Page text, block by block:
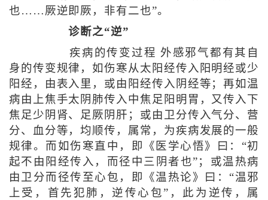
也……厥逆即厥，非有二也”。
诊断之“逆”
疾病的传变过程 外感邪气都有其自
身的传变规律，如伤寒从太阳经传入阳明经或少
阳经，由表入里，或由阳经传入阴经等；再如温
病由上焦手太阴肺传入中焦足阳明胃，又传入下
焦足少阴肾、足厥阴肝；或由卫分传入气分、营
分、血分等，均顺传，属常，为疾病发展的一般
规律。而如伤寒直中，即《医学心悟》曰：“初
起不由阳经传入，而径中三阴者也”；或温热病
由卫分而径传至心包，即《温热论》曰：“温邪
上受，首先犯肺，逆传心包”，此为逆传，属